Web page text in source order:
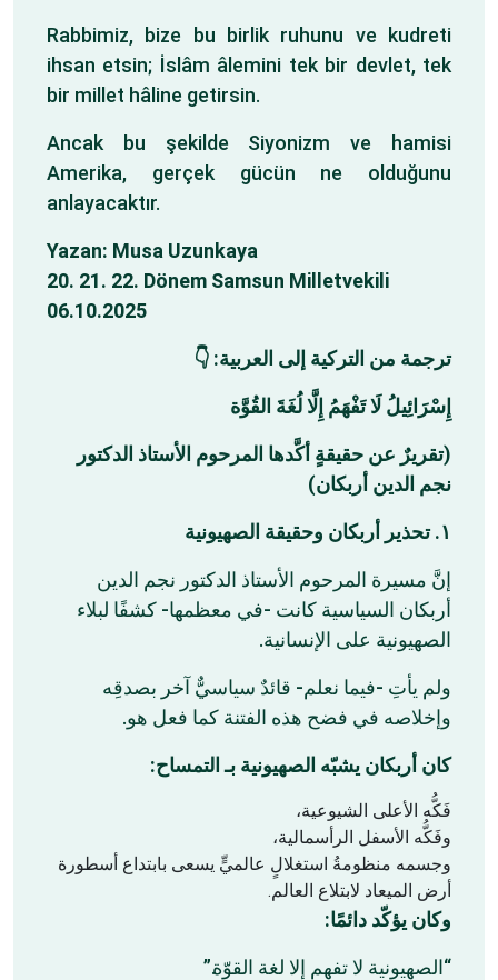
Rabbimiz, bize bu birlik ruhunu ve kudreti
ihsan etsin; İslâm âlemini tek bir devlet, tek
bir millet hâline getirsin.
Ancak bu şekilde Siyonizm ve hamisi
Amerika, gerçek gücün ne olduğunu
anlayacaktır.
Yazan: Musa Uzunkaya
20. 21. 22. Dönem Samsun Milletvekili
06.10.2025
ترجمة من التركية إلى العربية: 👇
إِسْرَائِيلُ لَا تَفْهَمُ إِلَّا لُغَةَ القُوَّة
(تقريرٌ عن حقيقةٍ أكَّدها المرحوم الأستاذ الدكتور
نجم الدين أربكان)
١. تحذير أربكان وحقيقة الصهيونية
إنَّ مسيرة المرحوم الأستاذ الدكتور نجم الدين
أربكان السياسية كانت -في معظمها- كشفًا لبلاء
الصهيونية على الإنسانية.
ولم يأتِ -فيما نعلم- قائدٌ سياسيٌّ آخر بصدقِه
وإخلاصه في فضح هذه الفتنة كما فعل هو.
كان أربكان يشبّه الصهيونية بـ التمساح:
فَكُّه الأعلى الشيوعية،
وفَكُّه الأسفل الرأسمالية،
وجسمه منظومةُ استغلالٍ عالميٍّ يسعى بابتداع أسطورة
أرض الميعاد لابتلاع العالم.
وكان يؤكّد دائمًا:
“الصهيونية لا تفهم إلا لغة القوّة.”